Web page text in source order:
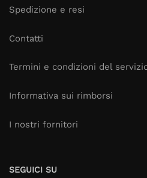
Spedizione e resi
Contatti
Termini e condizioni del
Informativa sui rimborsi
I nostri fornitori
SEGUICI SU